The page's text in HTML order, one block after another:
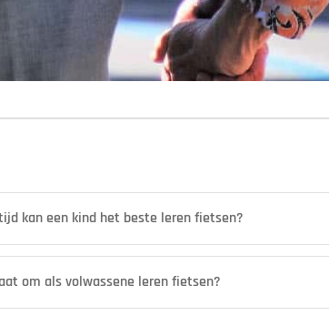
kan een kind het beste leren fietsen?
om als volwassene leren fietsen?